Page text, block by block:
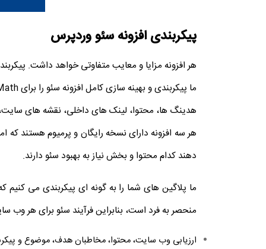
پیکربندی افزونه سئو وردپرس
هر افزونه مزایا و معایب متفاوتی خواهد داشت.
هدینگ ها، محتوا، لینک های داخلی، نقشه های
هر سه افزونه دارای نسخه رایگان و پرمیوم هستند
دهند کدام محتوا و بخش نیاز به بهبود سئو دارند.
ما پلاگین های شما را به گونه ای پیکربندی می
منحصر به فرد است، بنابراین فرآیند سئو برای هر وب
ارزیابی وب سایت، محتوا، مخاطبان هدف، موضوع و